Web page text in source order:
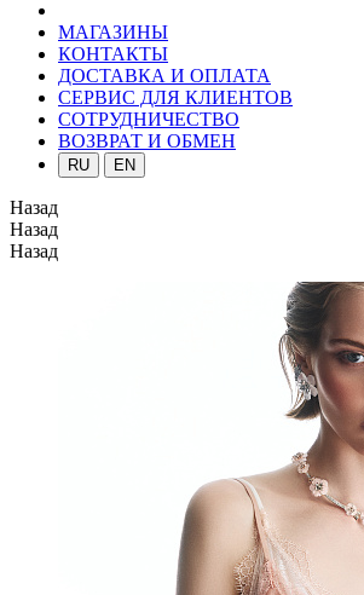
МАГАЗИНЫ
КОНТАКТЫ
ДОСТАВКА И ОПЛАТА
СЕРВИС ДЛЯ КЛИЕНТОВ
СОТРУДНИЧЕСТВО
ВОЗВРАТ И ОБМЕН
RU EN
Назад
Назад
Назад